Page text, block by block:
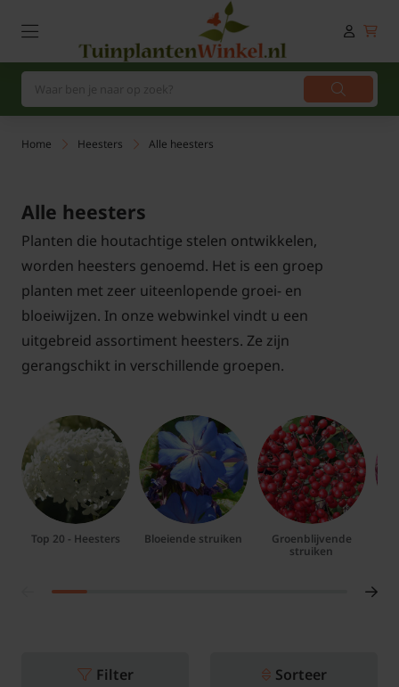
Home Heesters Alle heesters
Alle heesters
Planten die houtachtige stelen ontwikkelen,
worden heesters genoemd. Het is een groep
planten met zeer uiteenlopende groei- en
bloeiwijzen. In onze webwinkel vindt u een
uitgebreid assortiment heesters. Ze zijn
gerangschikt in verschillende groepen.
Top 20 - Heesters Bloeiende struiken
Groenblijvende
struiken
Filter Sorteer